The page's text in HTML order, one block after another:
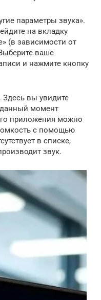
параметры звука».
на вкладку
(в зависимости от
ваше
и нажмите кнопку
Здесь вы увидите
момент
приложения можно
с помощью
в списке,
звук.